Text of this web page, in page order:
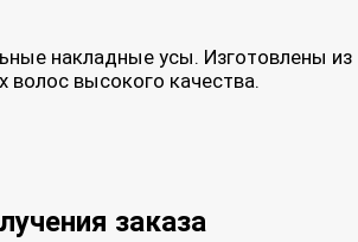
накладные усы. Изготовлены из
волос высокого качества.
заказа